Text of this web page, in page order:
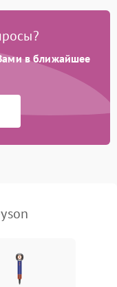
Подробнее →
в ближайшее